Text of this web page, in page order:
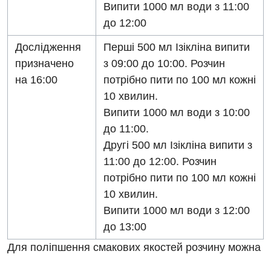
Випити 1000 мл води з 11:00
до 12:00
Дослідження
призначено
на 16:00
Перші 500 мл Ізікліна випити
з 09:00 до 10:00. Розчин
потрібно пити по 100 мл кожні
10 хвилин.
Випити 1000 мл води з 10:00
до 11:00.
Другі 500 мл Ізікліна випити з
11:00 до 12:00. Розчин
потрібно пити по 100 мл кожні
10 хвилин.
Випити 1000 мл води з 12:00
до 13:00
Для поліпшення смакових якостей розчину можна